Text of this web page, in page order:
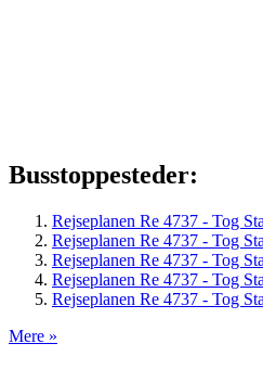
Busstoppesteder:
Rejseplanen Re 4737 - Tog
Rejseplanen Re 4737 - Tog
Rejseplanen Re 4737 - Tog
Rejseplanen Re 4737 - Tog
Rejseplanen Re 4737 - Tog
Mere »